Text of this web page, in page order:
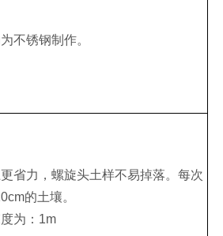
不锈钢制作。
省力，螺旋头土样不易掉落。每次
的土壤。
为：1m